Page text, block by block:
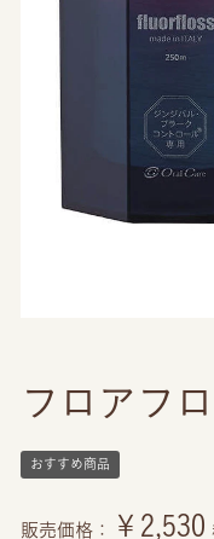
フロアフ
おすすめ商品
販売価格： ￥2,530